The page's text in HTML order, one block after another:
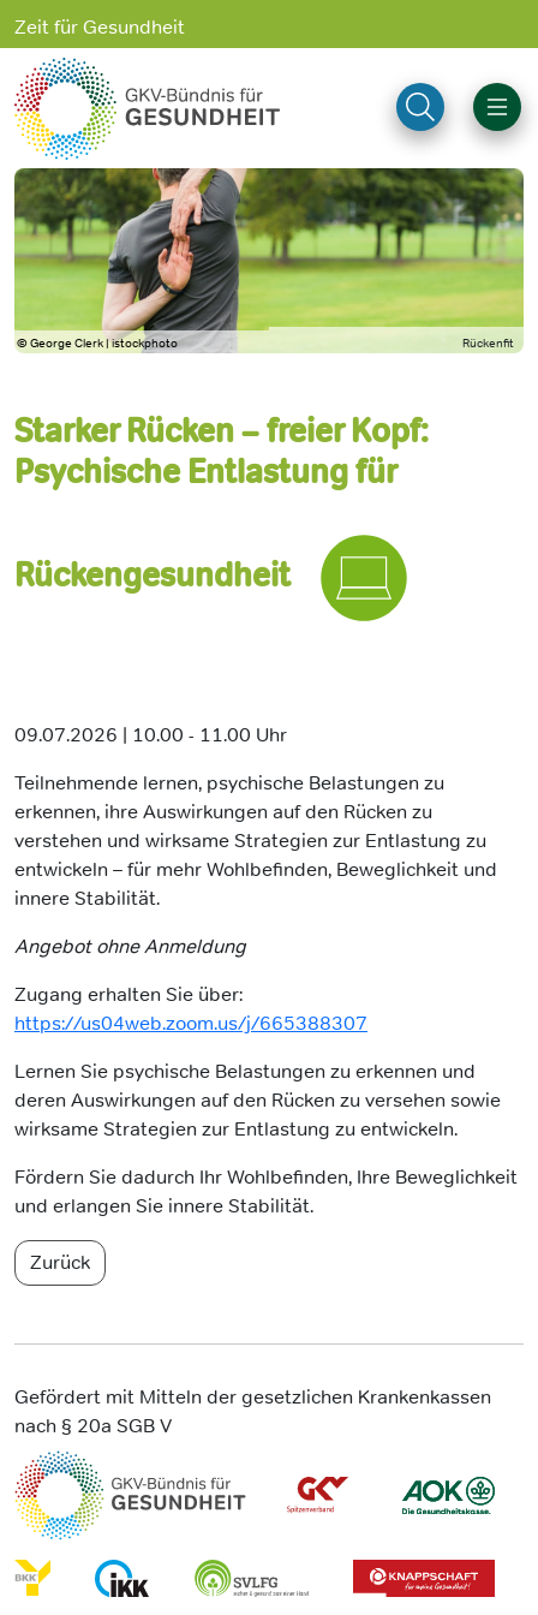
Zeit für Gesundheit
© George Clerk | istockphoto Rückenfit
Starker Rücken – freier Kopf:
Psychische Entlastung für
Rückengesundheit
09.07.2026 | 10.00 - 11.00 Uhr
Teilnehmende lernen, psychische Belastungen zu
erkennen, ihre Auswirkungen auf den Rücken zu
verstehen und wirksame Strategien zur Entlastung zu
entwickeln – für mehr Wohlbefinden, Beweglichkeit und
innere Stabilität.
Angebot ohne Anmeldung
Zugang erhalten Sie über:
https://us04web.zoom.us/j/665388307
Lernen Sie psychische Belastungen zu erkennen und
deren Auswirkungen auf den Rücken zu versehen sowie
wirksame Strategien zur Entlastung zu entwickeln.
Fördern Sie dadurch Ihr Wohlbefinden, Ihre Beweglichkeit
und erlangen Sie innere Stabilität.
Zurück
Gefördert mit Mitteln der gesetzlichen Krankenkassen
nach § 20a SGB V